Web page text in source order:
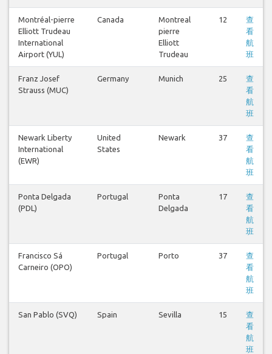
Montréal-pierre
Elliott Trudeau
International
Airport (YUL)
Canada
Montreal
pierre
Elliott
Trudeau
12
查
看
航
班
Franz Josef
Strauss (MUC)
Germany Munich 25
查
看
航
班
Newark Liberty
International
(EWR)
United
States
Newark 37
查
看
航
班
Ponta Delgada
(PDL)
Portugal
Ponta
Delgada
17
查
看
航
班
Francisco Sá
Carneiro (OPO)
Portugal Porto 37
查
看
航
班
San Pablo (SVQ) Spain Sevilla 15
查
看
航
班